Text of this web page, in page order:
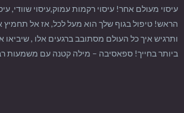
עיסוי מעולם אחר! עיסוי רקמות עמוק,עיסוי שוודי,
הראש! טיפול בגוף שלך הוא מעל לכל, אז אל תחמיץ
ותרגיש איך כל העולם מסתובב ברגעים אלו , שיביאו
ביותר בחייך! ספאסיבה – מילה קטנה עם משמעות